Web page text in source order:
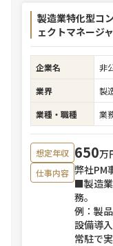
製造業特化型コ
ェクトマネージ
企業名
非
業界
製
業種・職種
業
想定年収 650万
仕事内容 弊社PM
■製造業
務。
例：製
設備導
常駐で